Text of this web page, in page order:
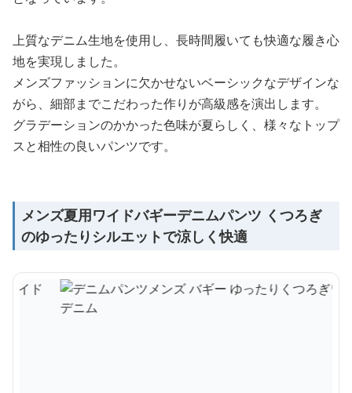
上質なデニム生地を使用し、長時間履いても快適な履き心
地を実現しました。
メンズファッションに欠かせないベーシックなデザインな
がら、細部までこだわった作りが高級感を演出します。
グラデーションのかかった色味が夏らしく、様々なトップ
スと相性の良いパンツです。
メンズ夏用ワイドバギーデニムパンツ くつろぎ
のゆったりシルエットで涼しく快適